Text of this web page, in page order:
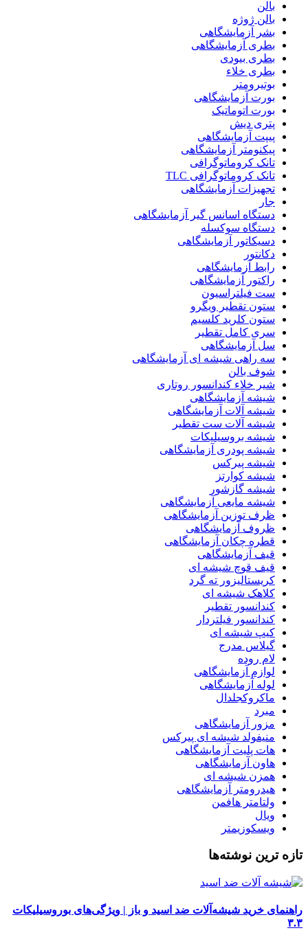
بالن
بالن ژوژه
بشر آزمایشگاهی
بطری آزمایشگاهی
بطری بیودی
بطری خلاء
بوتیرومتر
بورت آزمایشگاهی
بورت اتوماتیک
پتری دیش
پیپت آزمایشگاهی
پیکنومتر آزمایشگاهی
تانک کروماتوگرافی
تانک کروماتوگرافی TLC
تجهیزات آزمایشگاهی
جار
دستگاه اسانس گیر آزمایشگاهی
دستگاه سوکسله
دسیکاتور آزمایشگاهی
دکانتور
رابط آزمایشگاهی
راکتور آزمایشگاهی
ست فیلتراسیون
ستون تقطیر ویگرو
ستون کلرید کلسیم
سری کامل تقطیر
سل آزمایشگاهی
سه راهی شیشه ای آزمایشگاهی
شوف بالن
شیر خلاء کندانسور روتاری
شیشه آزمایشگاهی
شیشه آلات آزمایشگاهی
شیشه آلات ست تقطیر
شیشه بروسیلیکات
شیشه پودری آزمایشگاهی
شیشه پیرکس
شیشه کوارتز
شیشه گازشور
شیشه مایعی آزمایشگاهی
ظرف توزین آزمایشگاهی
ظروف آزمایشگاهی
قطره چکان آزمایشگاهی
قیف آزمایشگاهی
قیف قوچ شیشه ای
کریستالیزور ته گرد
کلاهک شیشه ای
کندانسور تقطیر
کندانسور فیلتردار
کیپ شیشه ای
گیلاس مدرج
لام روده
لوازم آزمایشگاهی
لوله آزمایشگاهی
ماکروکجلدال
مبرد
مزور آزمایشگاهی
منیفولد شیشه ای پیرکس
هات پلیت آزمایشگاهی
هاون آزمایشگاهی
همزن شیشه ای
هیدرومتر آزمایشگاهی
ولتامتر هافمن
ویال
ویسکوزیمتر
تازه ترین نوشته‌ها
راهنمای خرید شیشه‌آلات ضد اسید و باز | ویژگی‌های بوروسیلیکات
۳.۳